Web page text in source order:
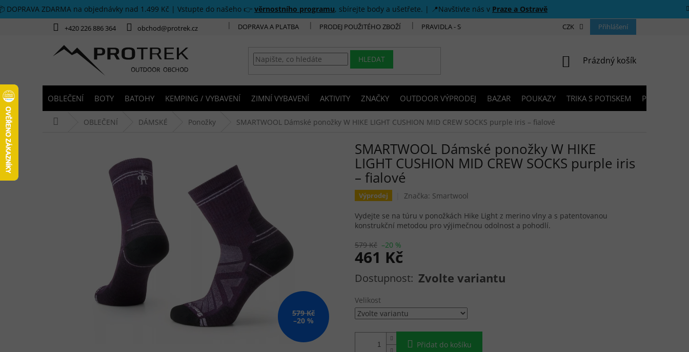
Přejít na obsah
DOPRAVA ZDARMA na objednávky nad 1.499 Kč | Vstupte do našeho 👉 věrnostního programu, sbírejte body a ušetřete. | 📍Navštivte nás v Praze a Ostravě
+420 226 886 364 obchod@protrek.cz DOPRAVA A PLATBA PRODEJ POUŽITÉHO ZBOŽÍ PRAVIDLA - SOUTĚŽE PRODEJNY KONTAKTY
CZK Přihlášení
HLEDAT NÁKUPNÍ KOŠÍK
Prázdný košík
OBLEČENÍ BOTY BATOHY KEMPING / VYBAVENÍ ZIMNÍ VYBAVENÍ AKTIVITY ZNAČKY OUTDOOR VÝPRODEJ BAZAR POUKAZY TRIKA S POTISKEM PŮJČOVNA
OBLEČENÍ DÁMSKÉ Ponožky SMARTWOOL Dámské ponožky W HIKE LIGHT CUSHION MID CREW SOCKS purple iris – fialové
579 Kč
–20 %
SMARTWOOL Dámské ponožky W HIKE
LIGHT CUSHION MID CREW SOCKS purple iris
– fialové
Výprodej Značka: Smartwool
579 Kč –20 %
461 Kč
Měrná cena: Zvolte variantu
Velikost
Přidat do košíku
Vydejte se na túru v ponožkách Hike Light z merino vlny a s patentovanou
konstrukční metodou pro výjimečnou odolnost a pohodlí.